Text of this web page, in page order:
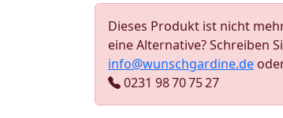
Dieses Produkt ist nicht
eine Alternative? Schreiben
info@wunschgardine.de
0231 98 70 75 27